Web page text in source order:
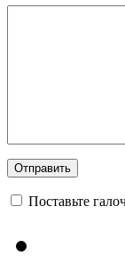
Поставьте